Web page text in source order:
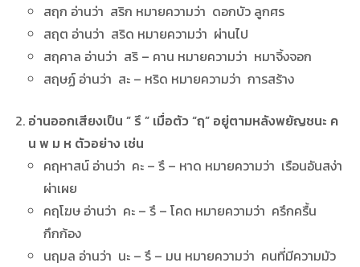
สฤก อ่านว่า สริก หมายความว่า ดอกบัว ลูกศร
สฤต อ่านว่า สริด หมายความว่า ผ่านไป
สฤคาล อ่านว่า สริ – คาน หมายความว่า หมาจิ้งจอก
สฤษฏ์ อ่านว่า สะ – หริด หมายความว่า การสร้าง
อ่านออกเสียงเป็น ” รึ ” เมื่อตัว “ฤ” อยู่ตามหลังพยัญชนะ ค
น พ ม ห ตัวอย่าง เช่น
คฤหาสน์ อ่านว่า คะ – รึ – หาด หมายความว่า เรือนอันสง่า
ผ่าเผย
คฤโฆษ อ่านว่า คะ – รึ – โคด หมายความว่า ครึกครื้น
กึกก้อง
นฤมล อ่านว่า นะ – รึ – มน หมายความว่า คนที่มีความมัว